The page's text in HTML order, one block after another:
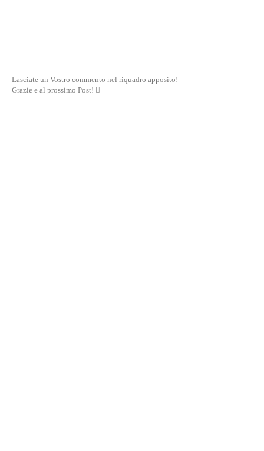
Lasciate un Vostro commento nel riquadro apposito!
Grazie e al prossimo Post! 